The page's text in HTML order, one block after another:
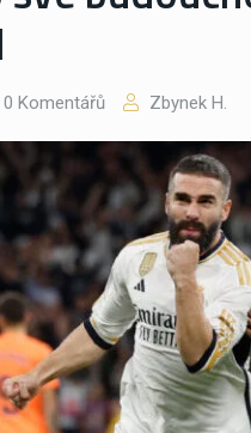
0 Komentářů Zbynek H.